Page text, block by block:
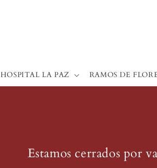
HOSPITAL LA PAZ RAMOS DE
Estamos cerrados por